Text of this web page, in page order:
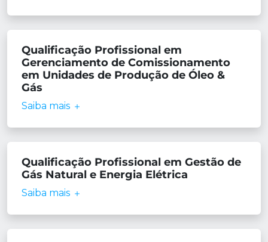
Qualificação Profissional em
Gerenciamento de Comissionamento
em Unidades de Produção de Óleo &
Gás
Saiba mais
Qualificação Profissional em Gestão de
Gás Natural e Energia Elétrica
Saiba mais